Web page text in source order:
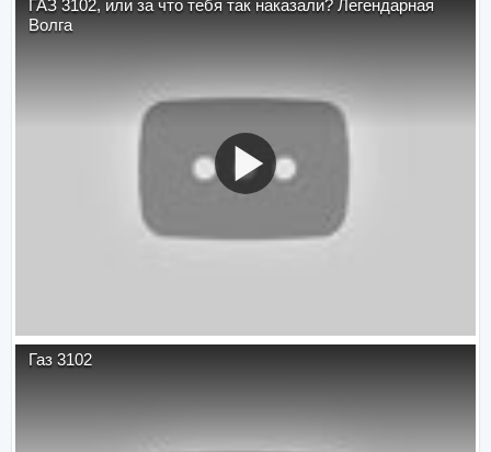
ГАЗ 3102, или за что тебя так наказали? Легендарная
Волга
Газ 3102